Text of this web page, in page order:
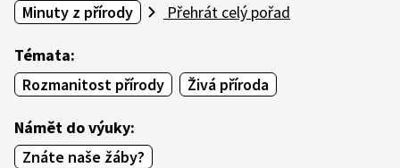
Minuty z přírody
Přehrát celý pořad
Témata:
Rozmanitost přírody
Živá příroda
Námět do výuky:
Znáte naše žáby?